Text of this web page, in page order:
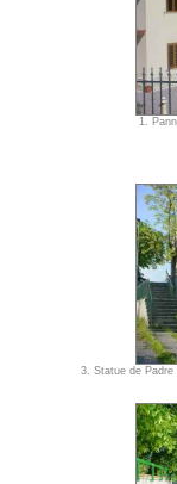
1.
3. Statue de Padre